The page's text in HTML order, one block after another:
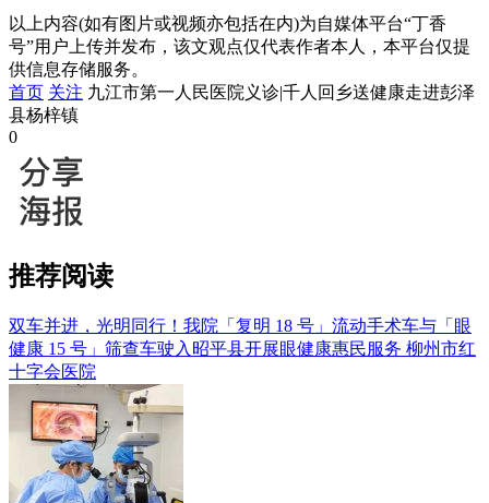
以上内容(如有图片或视频亦包括在内)为自媒体平台“丁香
号”用户上传并发布，该文观点仅代表作者本人，本平台仅提
供信息存储服务。
首页 关注 九江市第一人民医院义诊|千人回乡送健康走进彭泽
县杨梓镇
0
推荐阅读
双车并进，光明同行！我院「复明 18 号」流动手术车与「眼
健康 15 号」筛查车驶入昭平县开展眼健康惠民服务 柳州市红
十字会医院